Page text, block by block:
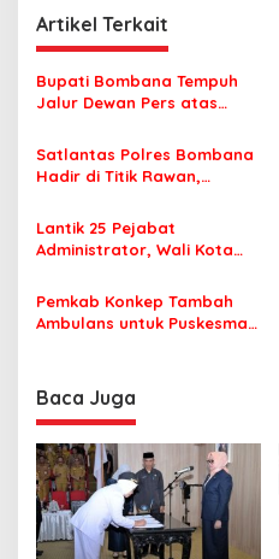
g
a
s
i
p
o
s
Artikel Terkait
Bupati Bombana Tempuh
Jalur Dewan Pers atas
Korupsi Jembatan Cirauci II
Satlantas Polres Bombana
Hadir di Titik Rawan,
Sekolah dengan Aman
Lantik 25 Pejabat
Administrator, Wali Kota
Berintegritas dan
Profesional Layani
Pemkab Konkep Tambah
Ambulans untuk Puskesmas
Baca Juga